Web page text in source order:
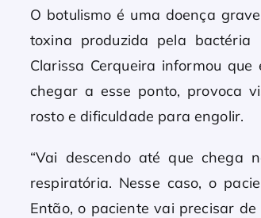
O botulismo é uma doença
toxina produzida pela bactéria
Clarissa Cerqueira informou
chegar a esse ponto, provoca
rosto e dificuldade para engolir.
“Vai descendo até que chega
respiratória. Nesse caso, o
Então, o paciente vai precisar